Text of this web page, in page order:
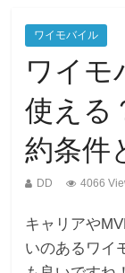
ワイモバイル
ワイモ
使える
約条件
DD 4066
キャリアや
いのあるワイ